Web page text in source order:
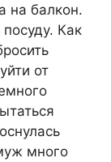
на балкон.
посуду. Как
от
много